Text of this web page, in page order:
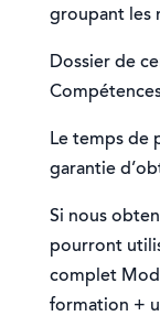
groupant les
Dossier de
Le temps de
garantie
Si nous
pourront
complet
formation +